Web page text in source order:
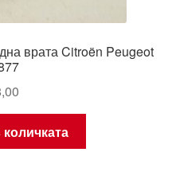
врата Citroën Peugeot